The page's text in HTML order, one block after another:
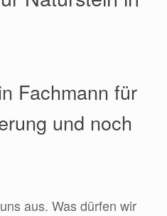
Fachmann für
und noch
aus. Was dürfen wir